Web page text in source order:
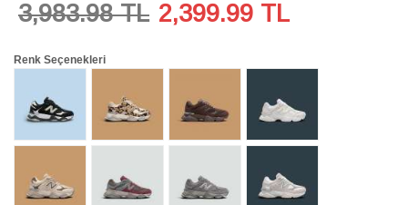
3,983.98 TL 2,399.99 TL
Renk Seçenekleri